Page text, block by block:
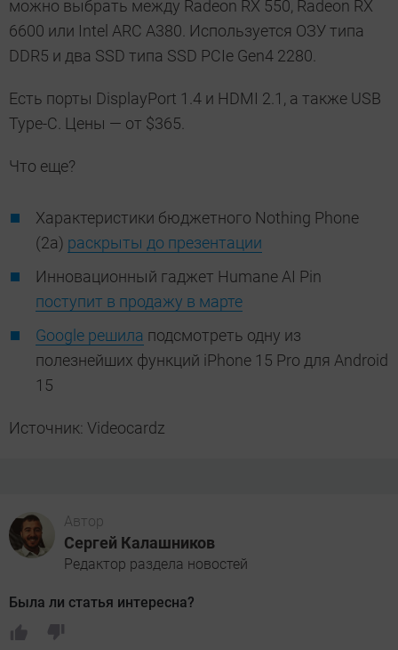
можно выбрать между Radeon RX 550, Radeon RX
6600 или Intel ARC A380. Используется ОЗУ типа
DDR5 и два SSD типа SSD PCIe Gen4 2280.
Есть порты DisplayPort 1.4 и HDMI 2.1, а также USB
Type-C. Цены — от $365.
Что еще?
Характеристики бюджетного Nothing Phone
(2a) раскрыты до презентации
Инновационный гаджет Humane AI Pin
поступит в продажу в марте
Google решила подсмотреть одну из
полезнейших функций iPhone 15 Pro для Android
15
Источник: Videocardz
Автор
Сергей Калашников
Редактор раздела новостей
Была ли статья интересна?